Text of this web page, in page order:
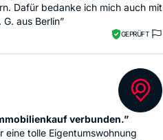
Dafür bedanke ich mich auch mit
aus Berlin”
GEPRÜFT
verbunden.”
eine tolle Eigentumswohnung